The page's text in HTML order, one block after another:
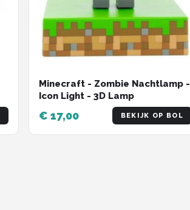
Minecraft - Zombie Nachtlamp -
Icon Light - 3D Lamp
€ 17,00 BEKIJK OP BOL